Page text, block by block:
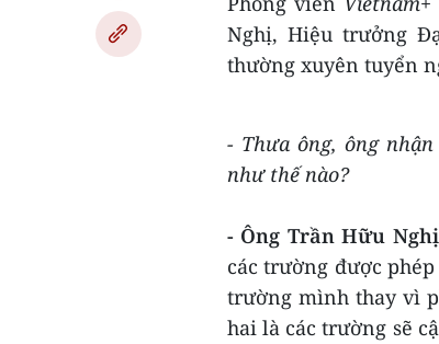
Nghị, Hiệu trưởng
thường xuyên tuyển
- Thưa ông, ông
như thế nào?
- Ông Trần Hữu
các trường được
trường mình thay vì
hai là các trường sẽ